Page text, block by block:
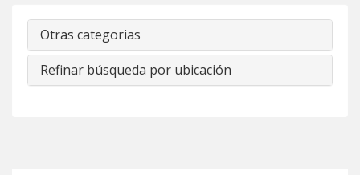
Otras categorias
Refinar búsqueda por ubicación